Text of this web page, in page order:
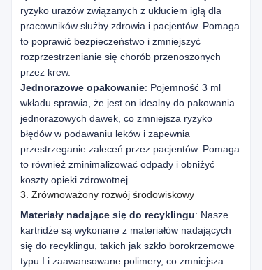
ryzyko urazów związanych z ukłuciem igłą dla
pracowników służby zdrowia i pacjentów. Pomaga
to poprawić bezpieczeństwo i zmniejszyć
rozprzestrzenianie się chorób przenoszonych
przez krew.
Jednorazowe opakowanie: Pojemność 3 ml
wkładu sprawia, że jest on idealny do pakowania
jednorazowych dawek, co zmniejsza ryzyko
błędów w podawaniu leków i zapewnia
przestrzeganie zaleceń przez pacjentów. Pomaga
to również zminimalizować odpady i obniżyć
koszty opieki zdrowotnej.
3. Zrównoważony rozwój środowiskowy
Materiały nadające się do recyklingu: Nasze
kartridże są wykonane z materiałów nadających
się do recyklingu, takich jak szkło borokrzemowe
typu I i zaawansowane polimery, co zmniejsza